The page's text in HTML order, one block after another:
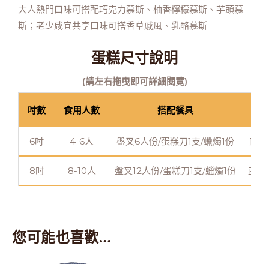
大人熱門口味可搭配巧克力慕斯、柚香檸檬慕斯、芋頭慕
斯；老少咸宜共享口味可搭香草戚風、乳酪慕斯
蛋糕尺寸說明
(請左右拖曳即可詳細閱覽)
吋數 食用人數 搭配餐具
6吋 4-6人 盤叉6人份/蛋糕刀1支/蠟燭1份 直
8时 8-10人 盤叉12人份/蛋糕刀1支/蠟燭1份 直
您可能也喜歡…